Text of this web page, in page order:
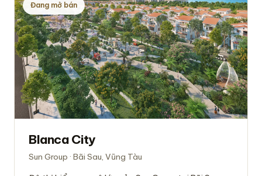
Đang mở bán
Blanca City
Sun Group · Bãi Sau, Vũng Tàu